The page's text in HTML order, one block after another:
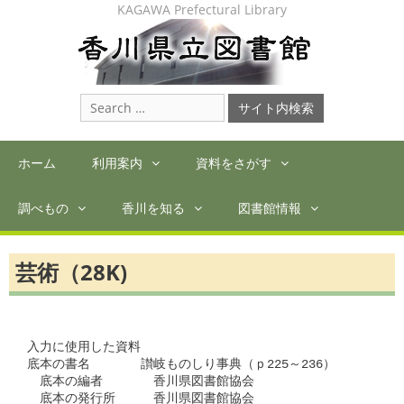
KAGAWA Prefectural Library
Search
for:
ホーム 利用案内 資料をさがす
調べもの 香川を知る 図書館情報
芸術（28K)
入力に使用した資料
底本の書名　　　　讃岐ものしり事典（ｐ225～236）
底本の編者　　　　香川県図書館協会
底本の発行所　　　香川県図書館協会